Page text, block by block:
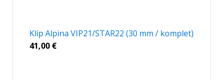
Klip Alpina VIP21/STAR22 (30 mm / komplet)
41,00 €